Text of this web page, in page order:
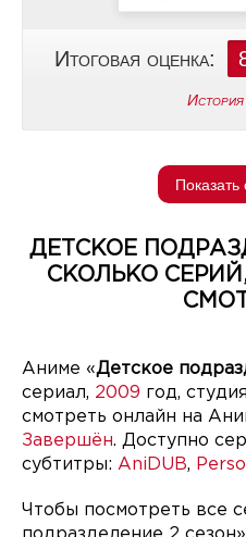
Итоговая оценка:
ДЕТСКОЕ
СКОЛЬКО
Аниме «Детское
сериал, 2009 год, студия
смотреть онлайн на
Завершён. Доступно
субтитры: AniDUB,
Чтобы посмотреть все